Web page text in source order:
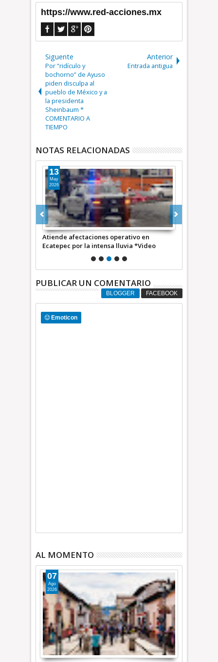
https://www.red-acciones.mx
Siguente
Por “ridículo y
bochorno” de Ayuso
piden disculpa al
pueblo de México y a
la presidenta
Sheinbaum *
COMENTARIO A
TIEMPO
Anterior
Entrada antigua
NOTAS RELACIONADAS
Atiende afectaciones operativo en
Ecatepec por la intensa lluvia *Video
13
May
2026
PUBLICAR UN COMENTARIO
BLOGGER FACEBOOK
Emoticon
AL MOMENTO
07
Ago
2026